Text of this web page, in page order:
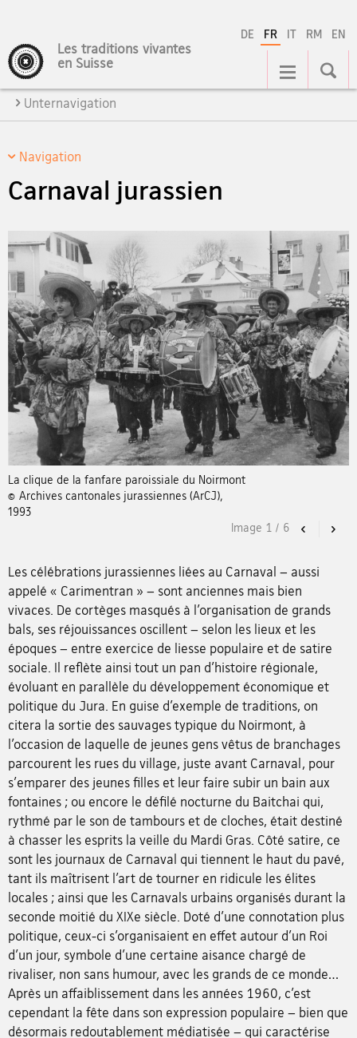
DE FR IT RM EN
Les traditions vivantes
en Suisse
Navigation
Unternavigation
Navigation
Carnaval jurassien
La clique de la fanfare paroissiale du Noirmont
© Archives cantonales jurassiennes (ArCJ),
1993
Previous
Image 1 / 6
Les célébrations jurassiennes liées au Carnaval – aussi
appelé « Carimentran » – sont anciennes mais bien
vivaces. De cortèges masqués à l’organisation de grands
bals, ses réjouissances oscillent – selon les lieux et les
époques – entre exercice de liesse populaire et de satire
sociale. Il reflète ainsi tout un pan d’histoire régionale,
évoluant en parallèle du développement économique et
politique du Jura. En guise d’exemple de traditions, on
citera la sortie des sauvages typique du Noirmont, à
l’occasion de laquelle de jeunes gens vêtus de branchages
parcourent les rues du village, juste avant Carnaval, pour
s'emparer des jeunes filles et leur faire subir un bain aux
fontaines ; ou encore le défilé nocturne du Baitchai qui,
rythmé par le son de tambours et de cloches, était destiné
à chasser les esprits la veille du Mardi Gras. Côté satire, ce
sont les journaux de Carnaval qui tiennent le haut du pavé,
tant ils maîtrisent l’art de tourner en ridicule les élites
locales ; ainsi que les Carnavals urbains organisés durant la
seconde moitié du XIXe siècle. Doté d’une connotation plus
politique, ceux-ci s’organisaient en effet autour d’un Roi
d’un jour, symbole d’une certaine aisance chargé de
rivaliser, non sans humour, avec les grands de ce monde…
Après un affaiblissement dans les années 1960, c’est
cependant la fête dans son expression populaire – bien que
désormais redoutablement médiatisée – qui caractérise